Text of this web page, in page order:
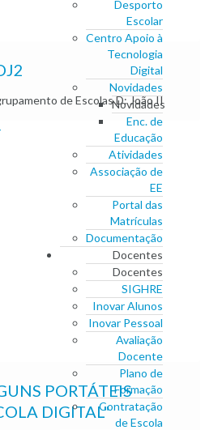
Desporto
Escolar
Centro Apoio à
Tecnologia
Digital
Novidades
Novidades
Enc. de
Educação
Atividades
Associação de
EE
Portal das
Matrículas
Documentação
Docentes
Docentes
SIGHRE
Inovar Alunos
Inovar Pessoal
Avaliação
Docente
Plano de
Formação
Contratação
de Escola
de Escolas D: João II
PORTÁTEIS
DIGITAL"